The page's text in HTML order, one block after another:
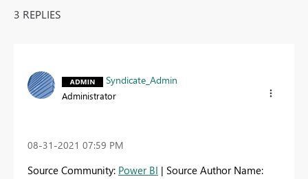
3 REPLIES
Syndicate_Admin
Administrator
‎08-31-2021 07:59 PM
Source Community: Power BI | Source Author Name: